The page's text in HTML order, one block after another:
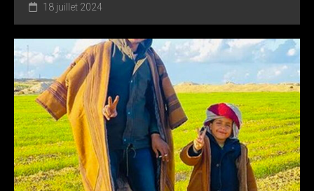
18 juillet 2024